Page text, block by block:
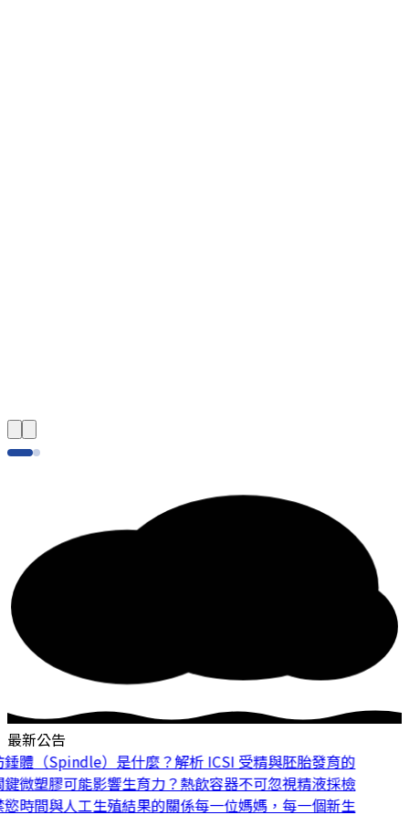
最新公告
體（Spindle）是什麼？解析 ICSI 受精與胚胎發育的
微塑膠可能影響生育力？熱飲容器不可忽視精液採檢
時間與人工生殖結果的關係每一位媽媽，每一個新生